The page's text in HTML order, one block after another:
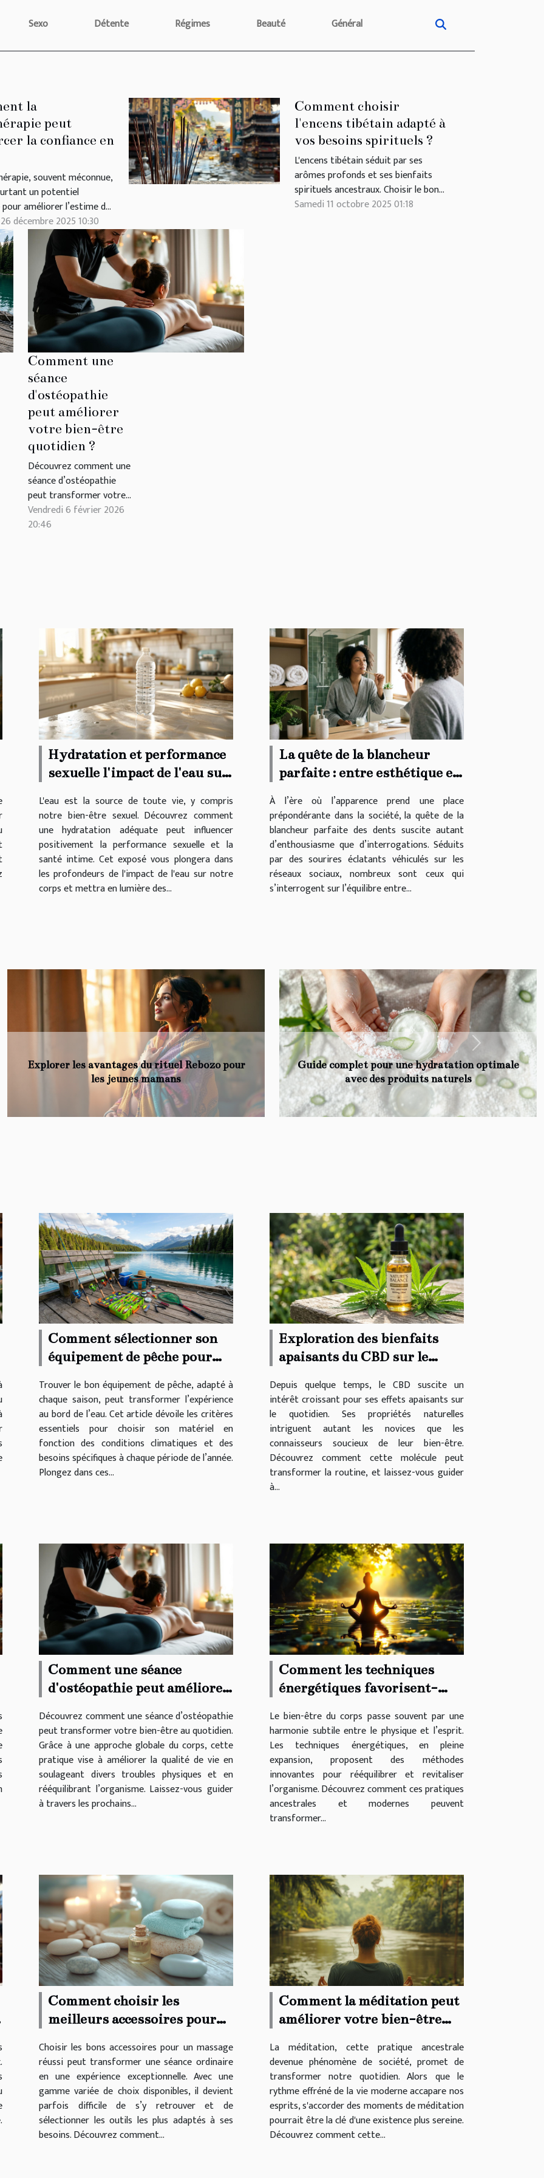
Sexo Détente Régimes Beauté Général
Comment une
séance
d'ostéopathie
peut améliorer
votre bien-être
quotidien ?
Découvrez comment une
séance d’ostéopathie
peut transformer votre
bien-être au quotidien.
Grâce à une approche
Laissez-vous guider à
travers les prochains...
Vendredi 6 février 2026
20:46
la
peut
la confiance en
souvent méconnue,
un potentiel
améliorer l’estime de
de vie. Trouver ou
confiance en sa sexualité
la relation que l’on
avec soi-même et avec
Découvrez comment, à
décembre 2025 10:30
Comment choisir
l'encens tibétain adapté à
vos besoins spirituels ?
L'encens tibétain séduit par ses
arômes profonds et ses bienfaits
spirituels ancestraux. Choisir le bon
encens pour accompagner ses
Samedi 11 octobre 2025 01:18
Hydratation et performance
sexuelle l'impact de l'eau sur
L'eau est la source de toute vie, y compris
notre bien-être sexuel. Découvrez comment
une hydratation adéquate peut influencer
positivement la performance sexuelle et la
santé intime. Cet exposé vous plongera dans
les profondeurs de l'impact de l'eau sur notre
corps et mettra en lumière des...
La quête de la blancheur
parfaite : entre esthétique et
À l’ère où l’apparence prend une place
prépondérante dans la société, la quête de la
blancheur parfaite des dents suscite autant
d’enthousiasme que d’interrogations. Séduits
par des sourires éclatants véhiculés sur les
réseaux sociaux, nombreux sont ceux qui
s’interrogent sur l’équilibre entre...
Coronavirus : les médecins privés de vaccins
Quels sont les constituants de la cigarette
électronique ?
Next
Comment sélectionner son
équipement de pêche pour
Trouver le bon équipement de pêche, adapté à
chaque saison, peut transformer l’expérience
au bord de l’eau. Cet article dévoile les critères
essentiels pour choisir son matériel en
fonction des conditions climatiques et des
besoins spécifiques à chaque période de l’année.
Plongez dans ces...
Exploration des bienfaits
apaisants du CBD sur le
Depuis quelque temps, le CBD suscite un
intérêt croissant pour ses effets apaisants sur
le quotidien. Ses propriétés naturelles
intriguent autant les novices que les
connaisseurs soucieux de leur bien-être.
Découvrez comment cette molécule peut
transformer la routine, et laissez-vous guider
à...
Comment une séance
d'ostéopathie peut améliorer
Découvrez comment une séance d’ostéopathie
peut transformer votre bien-être au quotidien.
Grâce à une approche globale du corps, cette
pratique vise à améliorer la qualité de vie en
soulageant divers troubles physiques et en
rééquilibrant l’organisme. Laissez-vous guider
à travers les prochains...
Comment les techniques
énergétiques favorisent-
Le bien-être du corps passe souvent par une
harmonie subtile entre le physique et l’esprit.
Les techniques énergétiques, en pleine
expansion, proposent des méthodes
innovantes pour rééquilibrer et revitaliser
l’organisme. Découvrez comment ces pratiques
ancestrales et modernes peuvent
transformer...
Comment choisir les
meilleurs accessoires pour
Choisir les bons accessoires pour un massage
réussi peut transformer une séance ordinaire
en une expérience exceptionnelle. Avec une
gamme variée de choix disponibles, il devient
parfois difficile de s’y retrouver et de
sélectionner les outils les plus adaptés à ses
besoins. Découvrez comment...
Comment la méditation peut
améliorer votre bien-être
La méditation, cette pratique ancestrale
devenue phénomène de société, promet de
transformer notre quotidien. Alors que le
rythme effréné de la vie moderne accapare nos
esprits, s'accorder des moments de méditation
pourrait être la clé d'une existence plus sereine.
Découvrez comment cette...